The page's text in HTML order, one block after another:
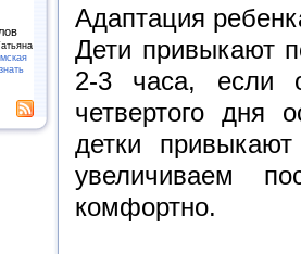
Адаптация
Дети привыкают
2-3 часа, если
четвертого дня
детки
увеличиваем
комфортно.